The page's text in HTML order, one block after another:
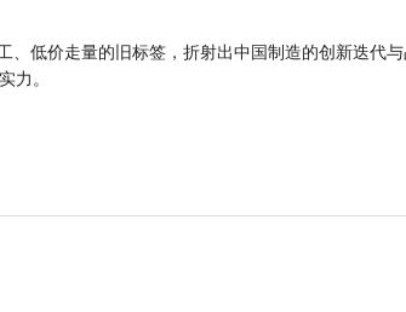
、低价走量的旧标签，折射出中国制造的创新迭代
力。